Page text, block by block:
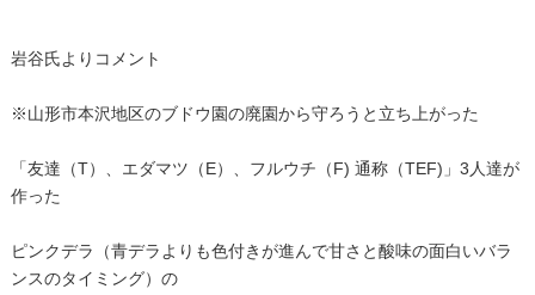
岩谷氏よりコメント
※山形市本沢地区のブドウ園の廃園から守ろうと立ち上がった
「友達（T）、エダマツ（E）、フルウチ（F) 通称（TEF)」3人達が
作った
ピンクデラ（青デラよりも色付きが進んで甘さと酸味の面白いバラ
ンスのタイミング）の